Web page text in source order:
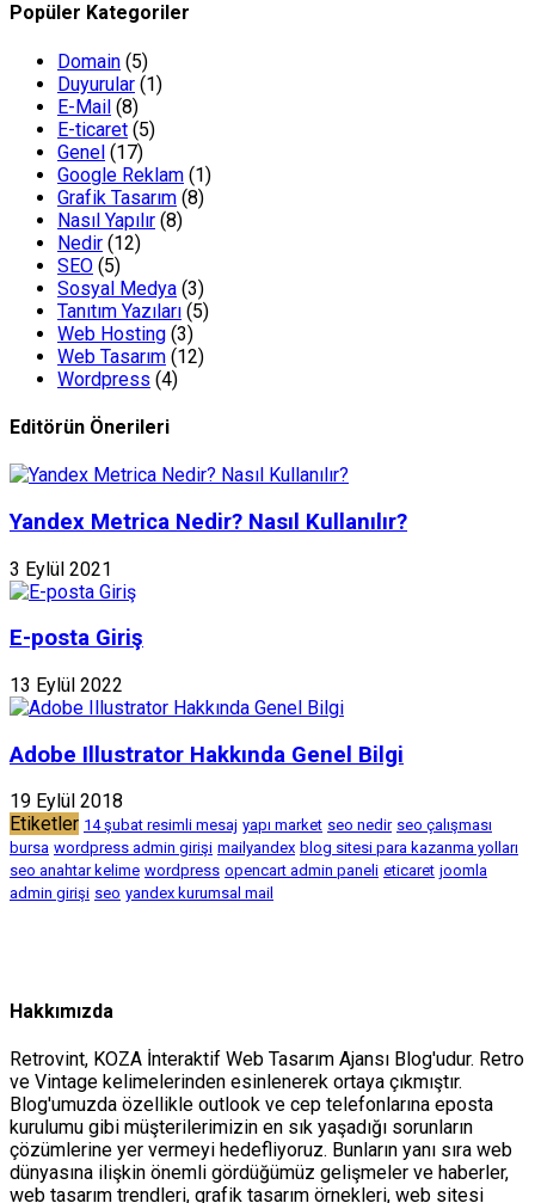
Popüler Kategoriler
Domain (5)
Duyurular (1)
E-Mail (8)
E-ticaret (5)
Genel (17)
Google Reklam (1)
Grafik Tasarım (8)
Nasıl Yapılır (8)
Nedir (12)
SEO (5)
Sosyal Medya (3)
Tanıtım Yazıları (5)
Web Hosting (3)
Web Tasarım (12)
Wordpress (4)
Editörün Önerileri
Yandex Metrica Nedir? Nasıl Kullanılır?
3 Eylül 2021
E-posta Giriş
13 Eylül 2022
Adobe Illustrator Hakkında Genel Bilgi
19 Eylül 2018
Etiketler 14 şubat resimli mesaj yapı market seo nedir seo çalışması
bursa wordpress admin girişi mailyandex blog sitesi para kazanma yolları
seo anahtar kelime wordpress opencart admin paneli eticaret joomla
admin girişi seo yandex kurumsal mail
Hakkımızda
Retrovint, KOZA İnteraktif Web Tasarım Ajansı Blog'udur. Retro
ve Vintage kelimelerinden esinlenerek ortaya çıkmıştır.
Blog'umuzda özellikle outlook ve cep telefonlarına eposta
kurulumu gibi müşterilerimizin en sık yaşadığı sorunların
çözümlerine yer vermeyi hedefliyoruz. Bunların yanı sıra web
dünyasına ilişkin önemli gördüğümüz gelişmeler ve haberler,
web tasarım trendleri, grafik tasarım örnekleri, web sitesi